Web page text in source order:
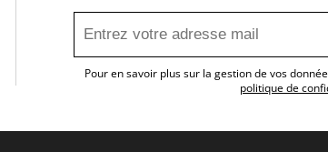
Pour en savoir plus sur la gestion de vos
politique de